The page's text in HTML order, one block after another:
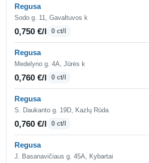
Regusa
Sodo g. 11, Gavaltuvos k
0,750 €/l 0 ct/l
Regusa
Medelyno g. 4A, Jūrės k
0,760 €/l 0 ct/l
Regusa
S. Daukanto g. 19D, Kazlų Rūda
0,760 €/l 0 ct/l
Regusa
J. Basanavičiaus g. 45A, Kybartai